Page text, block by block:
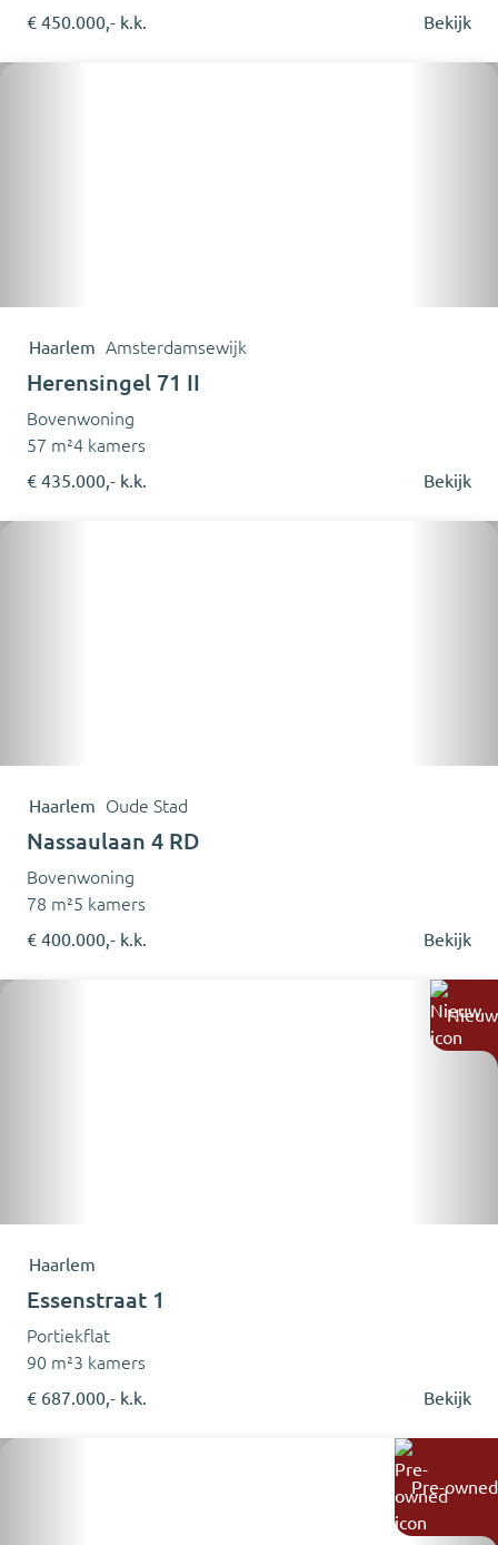
€ 450.000,- k.k.
Bekijk
Haarlem Amsterdamsewijk
Herensingel 71 II
Bovenwoning
57 m²4 kamers
€ 435.000,- k.k.
Bekijk
Haarlem Oude Stad
Nassaulaan 4 RD
Bovenwoning
78 m²5 kamers
€ 400.000,- k.k.
Bekijk
Nieuw
Haarlem
Essenstraat 1
Portiekflat
90 m²3 kamers
€ 687.000,- k.k.
Bekijk
Pre-owned